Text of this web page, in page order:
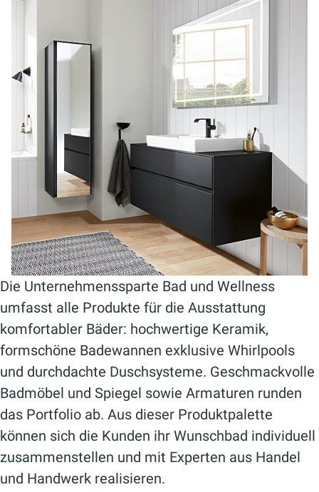
Die Unternehmenssparte Bad und Wellness
umfasst alle Produkte für die Ausstattung
komfortabler Bäder: hochwertige Keramik,
formschöne Badewannen exklusive Whirlpools
und durchdachte Duschsysteme. Geschmackvolle
Badmöbel und Spiegel sowie Armaturen runden
das Portfolio ab. Aus dieser Produktpalette
können sich die Kunden ihr Wunschbad individuell
zusammenstellen und mit Experten aus Handel
und Handwerk realisieren.